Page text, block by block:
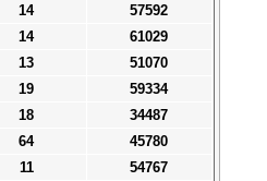
14 57592
14 61029
13 51070
19 59334
18 34487
64 45780
11 54767